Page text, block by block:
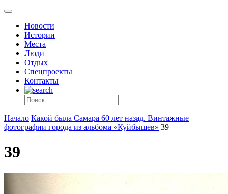
Новости
Истории
Места
Люди
Отдых
Спецпроекты
Контакты
Начало Какой была Самара 60 лет назад. Винтажные
фотографии города из альбома «Куйбышев» 39
39